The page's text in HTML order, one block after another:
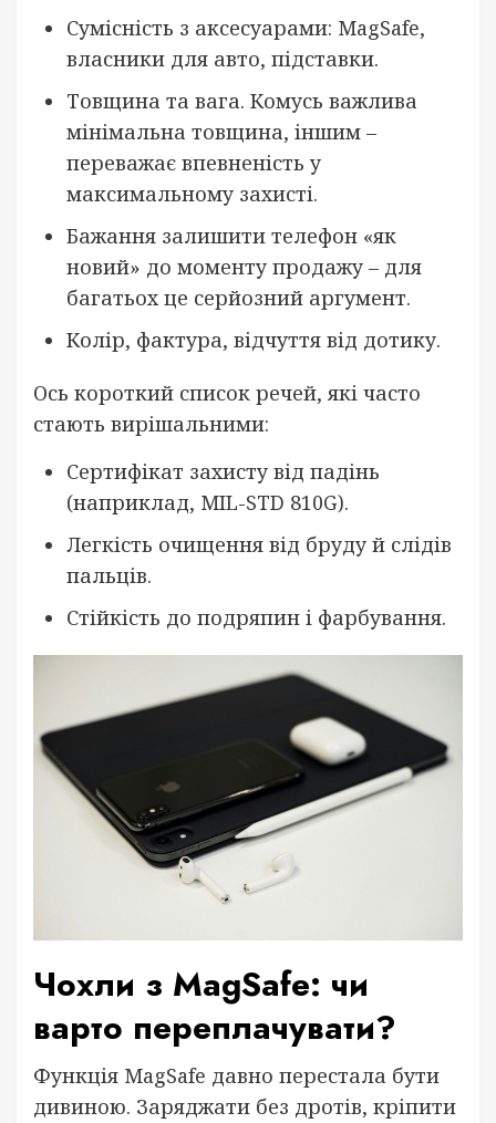
Сумісність з аксесуарами: MagSafe,
власники для авто, підставки.
Товщина та вага. Комусь важлива
мінімальна товщина, іншим –
переважає впевненість у
максимальному захисті.
Бажання залишити телефон «як
новий» до моменту продажу – для
багатьох це серйозний аргумент.
Колір, фактура, відчуття від дотику.
Ось короткий список речей, які часто
стають вирішальними:
Сертифікат захисту від падінь
(наприклад, MIL-STD 810G).
Легкість очищення від бруду й слідів
пальців.
Стійкість до подряпин і фарбування.
Чохли з MagSafe: чи
варто переплачувати?
Функція MagSafe давно перестала бути
дивиною. Заряджати без дротів, кріпити